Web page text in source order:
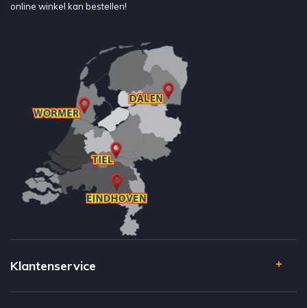
online winkel kan bestellen!
Klantenservice